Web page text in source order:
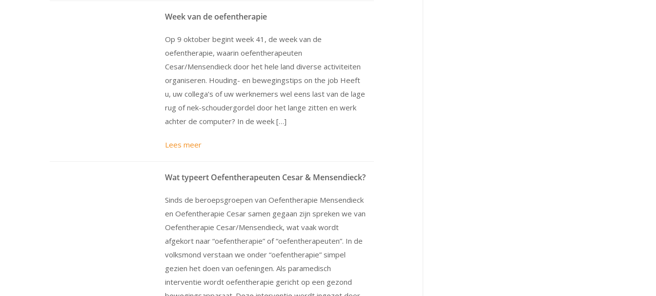
Week van de oefentherapie
Op 9 oktober begint week 41, de week van de
oefentherapie, waarin oefentherapeuten
Cesar/Mensendieck door het hele land diverse activiteiten
organiseren. Houding- en bewegingstips on the job Heeft
u, uw collega’s of uw werknemers wel eens last van de lage
rug of nek-schoudergordel door het lange zitten en werk
achter de computer? In de week […]
Lees meer
Wat typeert Oefentherapeuten Cesar & Mensendieck?
Sinds de beroepsgroepen van Oefentherapie Mensendieck
en Oefentherapie Cesar samen gegaan zijn spreken we van
Oefentherapie Cesar/Mensendieck, wat vaak wordt
afgekort naar “oefentherapie” of “oefentherapeuten”. In de
volksmond verstaan we onder “oefentherapie” simpel
gezien het doen van oefeningen. Als paramedisch
interventie wordt oefentherapie gericht op een gezond